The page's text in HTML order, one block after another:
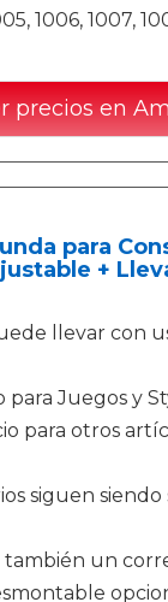
1006, 1007,
precios en
para
+
llevar con
Juegos y
para otros
siguen siendo
también un